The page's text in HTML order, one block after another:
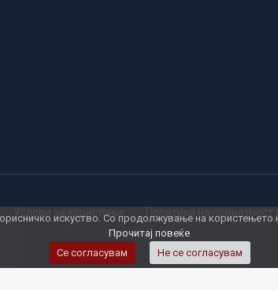
Услови за користење
искуство. Со продолжување на користењето
Прочитај повеќе
Се согласувам
Не се согласувам